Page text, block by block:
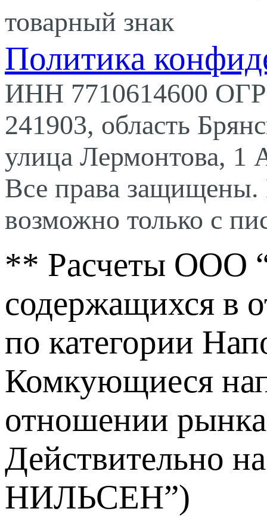
товарный знак
Политика
ИНН 7710614600
241903, область
улица Лермонтова, 1
Все права защищены.
возможно только с
** Расчеты ООО
содержащихся в
по категории
Комкующиеся
отношении
Действительно
НИЛЬСЕН”)